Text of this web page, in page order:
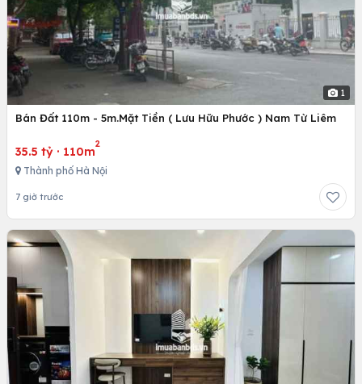
1
Bán Đất 110m - 5m.Mặt Tiền ( Lưu Hữu Phước ) Nam Từ Liêm
35.5 tỷ · 110m
2
Thành phố Hà Nội
7 giờ trước